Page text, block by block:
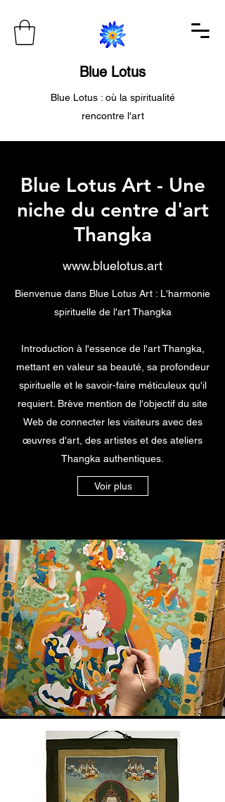
Blue Lotus
Blue Lotus : où la spiritualité
rencontre l'art
Blue Lotus Art - Une
niche du centre d'art
Thangka
www.bluelotus.art
Bienvenue dans Blue Lotus Art : L'harmonie
spirituelle de l'art Thangka
Introduction à l'essence de l'art Thangka,
mettant en valeur sa beauté, sa profondeur
spirituelle et le savoir-faire méticuleux qu'il
requiert. Brève mention de l'objectif du site
Web de connecter les visiteurs avec des
œuvres d'art, des artistes et des ateliers
Thangka authentiques.
Voir plus